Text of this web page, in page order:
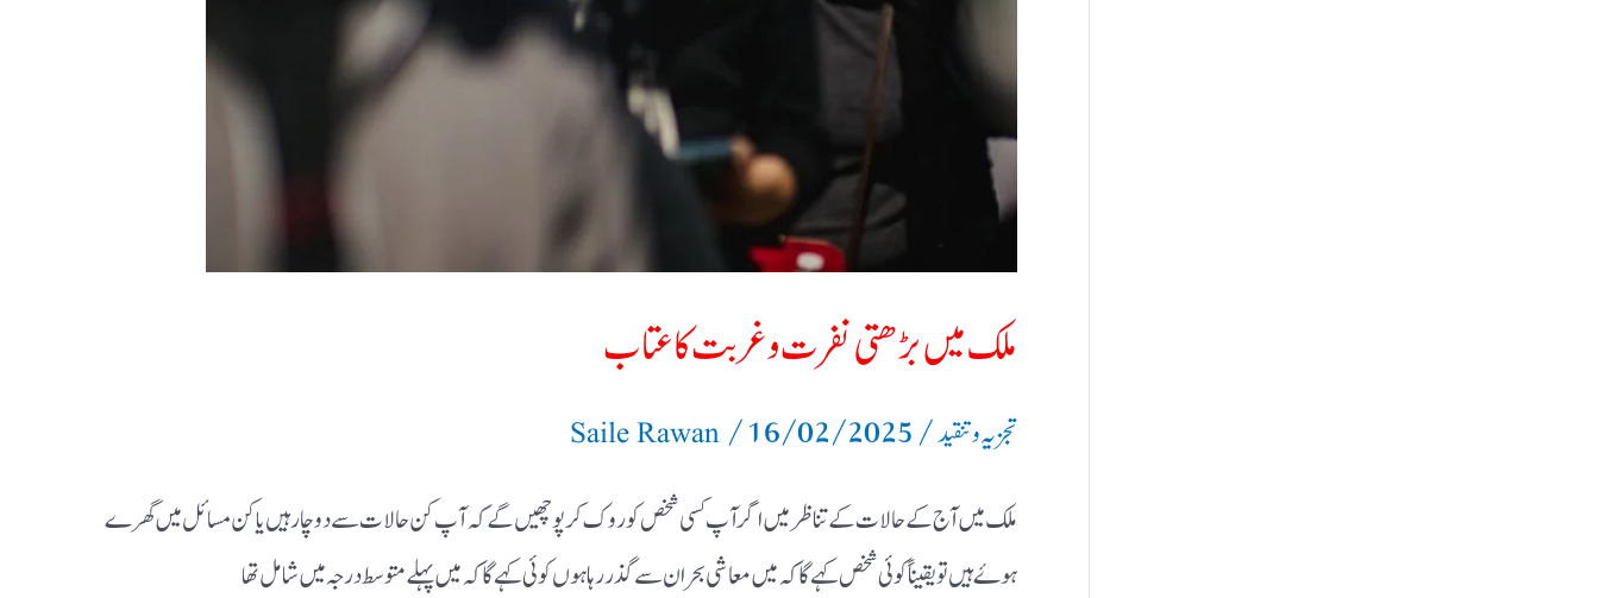
ملک میں بڑھتی نفرت و غربت کا عتاب
تجزیہ و تنقید/
Saile Rawan /16/02/2025
ملک میں آج کے حالات کے تناظر میں اگر آپ کسی شخص کو روک کر پوچھیں گے کہ آپ کن حالات سے دوچار ہیں یا کن مسائل میں گھرے
ہوۓ ہیں تو یقیناً کوئی شخص کہے گا کہ میں معاشی بحران سے گذر رہا ہوں کوئی کہے گا کہ میں پہلے متوسط درجہ میں شامل تھا